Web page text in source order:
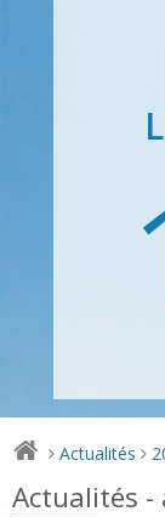
> Actualités >
Actualités -